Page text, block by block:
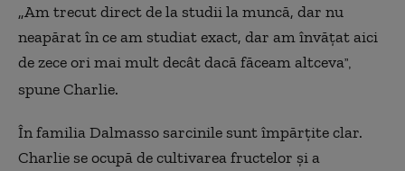
„Am trecut direct de la studii la muncă, dar nu
neapărat în ce am studiat exact, dar am învăţat aici
de zece ori mai mult decât dacă făceam altceva”,
spune Charlie.
În familia Dalmasso sarcinile sunt împărţite clar.
Charlie se ocupă de cultivarea fructelor şi a